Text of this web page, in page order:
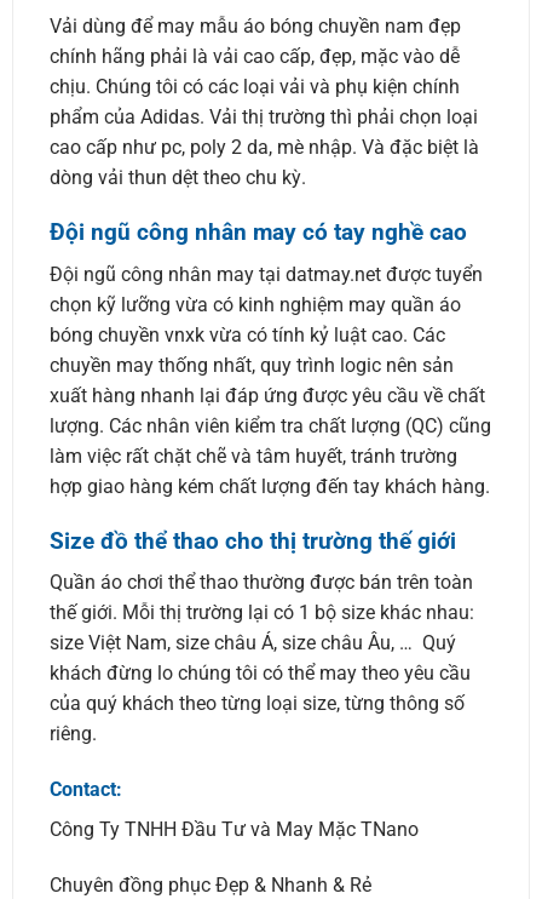
Vải dùng để may mẫu áo bóng chuyền nam đẹp
chính hãng phải là vải cao cấp, đẹp, mặc vào dễ
chịu. Chúng tôi có các loại vải và phụ kiện chính
phẩm của Adidas. Vải thị trường thì phải chọn loại
cao cấp như pc, poly 2 da, mè nhập. Và đặc biệt là
dòng vải thun dệt theo chu kỳ.
Đội ngũ công nhân may có tay nghề cao
Đội ngũ công nhân may tại datmay.net được tuyển
chọn kỹ lưỡng vừa có kinh nghiệm may quần áo
bóng chuyền vnxk vừa có tính kỷ luật cao. Các
chuyền may thống nhất, quy trình logic nên sản
xuất hàng nhanh lại đáp ứng được yêu cầu về chất
lượng. Các nhân viên kiểm tra chất lượng (QC) cũng
làm việc rất chặt chẽ và tâm huyết, tránh trường
hợp giao hàng kém chất lượng đến tay khách hàng.
Size đồ thể thao cho thị trường thế giới
Quần áo chơi thể thao thường được bán trên toàn
thế giới. Mỗi thị trường lại có 1 bộ size khác nhau:
size Việt Nam, size châu Á, size châu Âu, … Quý
khách đừng lo chúng tôi có thể may theo yêu cầu
của quý khách theo từng loại size, từng thông số
riêng.
Contact:
Công Ty TNHH Đầu Tư và May Mặc TNano
Chuyên đồng phục Đẹp & Nhanh & Rẻ